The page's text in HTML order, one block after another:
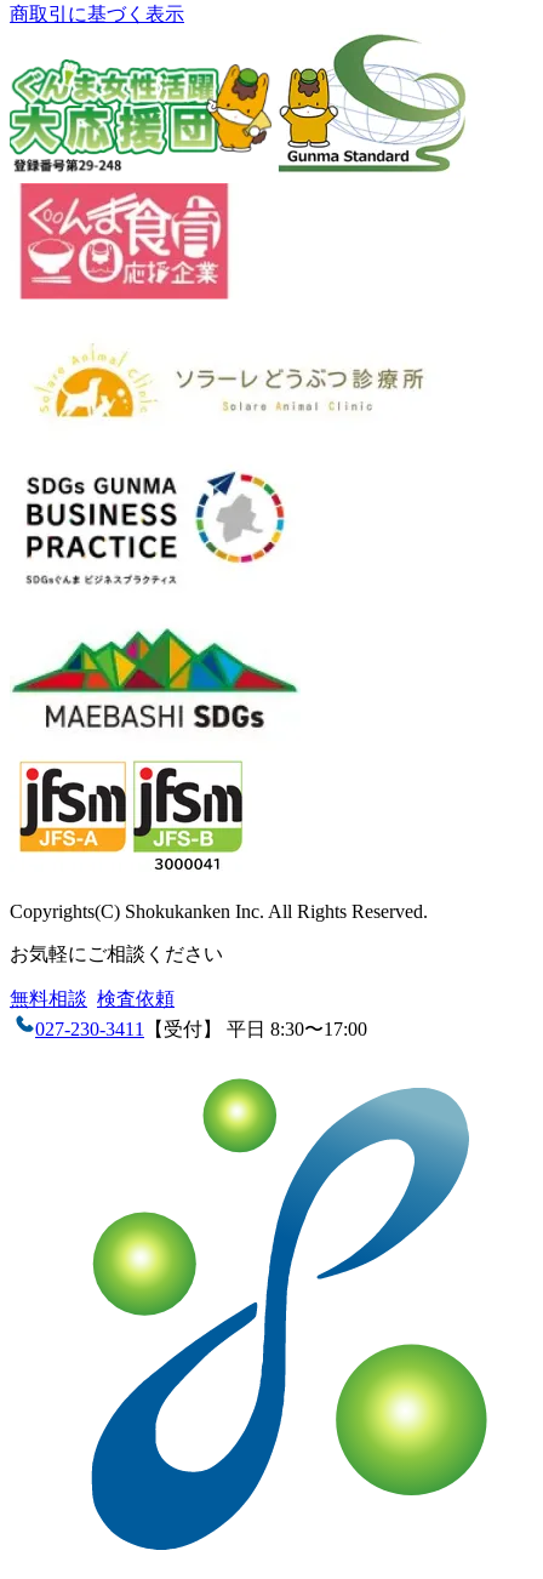
商取引に基づく表示
Copyrights(C) Shokukanken Inc. All Rights Reserved.
お気軽にご相談ください
無料相談 検査依頼
027-230-3411
【受付】 平日 8:30〜17:00